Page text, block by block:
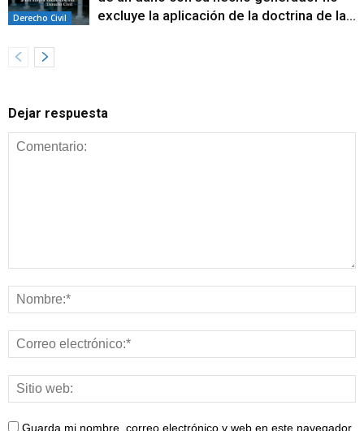
Derecho Civil
excluye la aplicación de la doctrina de la...
Dejar respuesta
Guarda mi nombre, correo electrónico y web en este navegador